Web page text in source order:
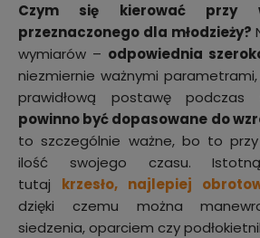
Czym się kierować przy
przeznaczonego dla młodzieży?
wymiarów – odpowiednia
niezmiernie ważnymi
prawidłową postawę podczas
powinno być dopasowane do
to szczególnie ważne, bo to
ilość swojego czasu.
tutaj krzesło, najlepiej
dzięki czemu można
siedzenia, oparciem czy